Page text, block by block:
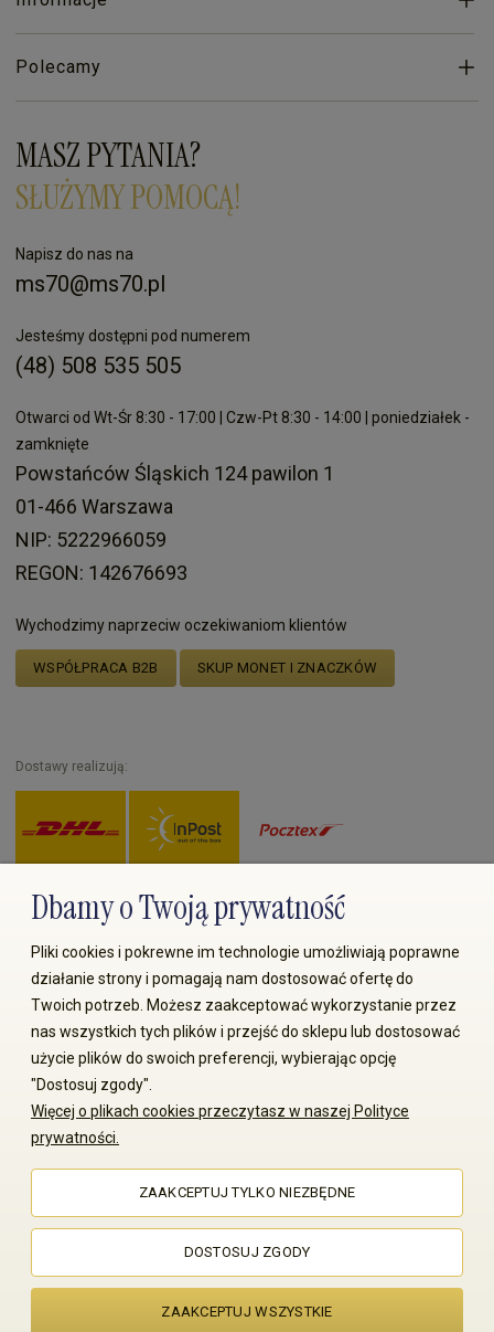
Polecamy
MASZ PYTANIA?
SŁUŻYMY POMOCĄ!
Napisz do nas na
ms70@ms70.pl
Jesteśmy dostępni pod numerem
(48) 508 535 505
Otwarci od Wt-Śr 8:30 - 17:00 | Czw-Pt 8:30 - 14:00 | poniedziałek -
zamknięte
Powstańców Śląskich 124 pawilon 1
01-466 Warszawa
NIP: 5222966059
REGON: 142676693
Wychodzimy naprzeciw oczekiwaniom klientów
WSPÓŁPRACA B2B SKUP MONET I ZNACZKÓW
Dostawy realizują:
Zapłać przez:
© 2008-2026 MS70.pl / Ms70 Sp. z o.o. Wszelkie prawa
zastrzeżone. Kopiowanie treści i zdjęć bez zgody właściciela
Sklep internetowy Shoper Premium
Dbamy o Twoją prywatność
Pliki cookies i pokrewne im technologie umożliwiają poprawne
działanie strony i pomagają nam dostosować ofertę do
Twoich potrzeb. Możesz zaakceptować wykorzystanie przez
nas wszystkich tych plików i przejść do sklepu lub dostosować
użycie plików do swoich preferencji, wybierając opcję
"Dostosuj zgody".
Więcej o plikach cookies przeczytasz w naszej Polityce
prywatności.
ZAAKCEPTUJ TYLKO NIEZBĘDNE
DOSTOSUJ ZGODY
ZAAKCEPTUJ WSZYSTKIE